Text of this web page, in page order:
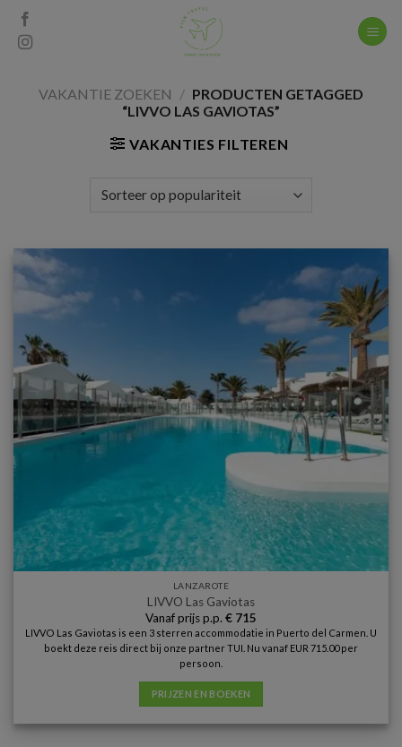
Skip
content
VAKANTIE ZOEKEN / PRODUCTEN GETAGGED
“LIVVO LAS GAVIOTAS”
VAKANTIES FILTEREN
LANZAROTE
LIVVO Las Gaviotas
Vanaf prijs p.p. € 715
LIVVO Las Gaviotas is een 3 sterren accommodatie in Puerto del Carmen. U
boekt deze reis direct bij onze partner TUI. Nu vanaf EUR 715.00 per
persoon.
PRIJZEN EN BOEKEN